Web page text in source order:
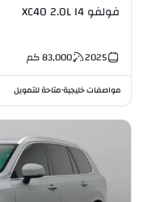
فولفو XC40 2.0L I4
2025
83,000كم
مواصفات خليجية•متاحة للتمويل